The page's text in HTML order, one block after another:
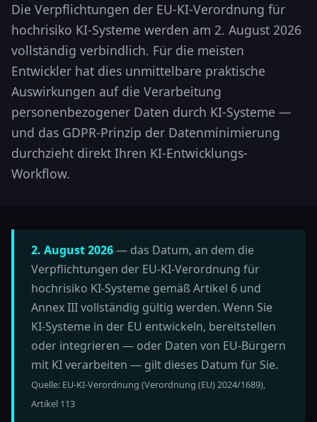
Die Verpflichtungen der EU-KI-Verordnung für
hochrisiko KI-Systeme werden am 2. August 2026
vollständig verbindlich. Für die meisten
Entwickler hat dies unmittelbare praktische
Auswirkungen auf die Verarbeitung
personenbezogener Daten durch KI-Systeme —
und das GDPR-Prinzip der Datenminimierung
durchzieht direkt Ihren KI-Entwicklungs-
Workflow.
2. August 2026— das Datum, an dem die
Verpflichtungen der EU-KI-Verordnung für
hochrisiko KI-Systeme gemäß Artikel 6 und
Annex III vollständig gültig werden. Wenn Sie
KI-Systeme in der EU entwickeln, bereitstellen
oder integrieren — oder Daten von EU-Bürgern
mit KI verarbeiten — gilt dieses Datum für Sie.
Quelle: EU-KI-Verordnung (Verordnung (EU) 2024/1689),
Artikel 113